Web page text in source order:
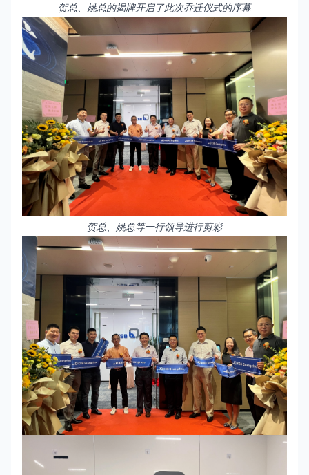
贺总、姚总的揭牌开启了此次乔迁仪式的序幕
贺总、姚总等一行领导进行剪彩